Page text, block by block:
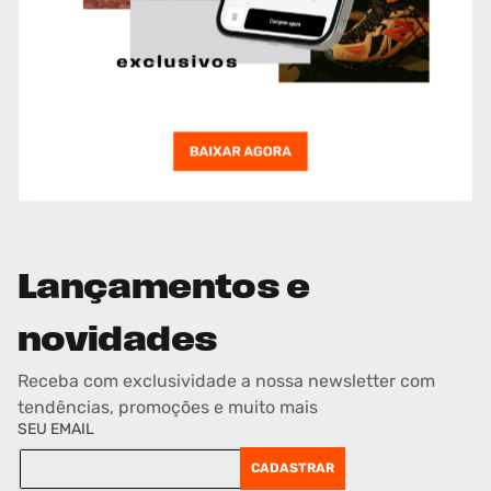
Lançamentos e
novidades
Receba com exclusividade a nossa newsletter com
tendências, promoções e muito mais
SEU EMAIL
CADASTRAR